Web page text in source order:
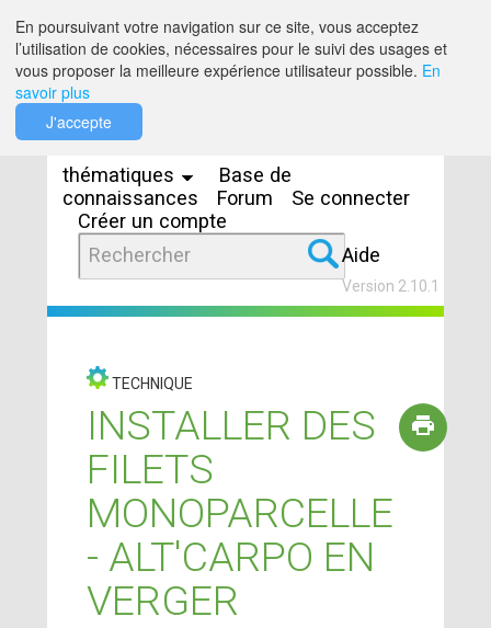
thématiques
Base de
connaissances
Forum
Se connecter
Créer un compte
Aide
Version 2.10.1
TECHNIQUE
INSTALLER DES
FILETS
MONOPARCELLE
- ALT'CARPO EN
VERGER
En poursuivant votre navigation sur ce site, vous acceptez
l’utilisation de cookies, nécessaires pour le suivi des usages et
vous proposer la meilleure expérience utilisateur possible. En
savoir plus
J'accepte